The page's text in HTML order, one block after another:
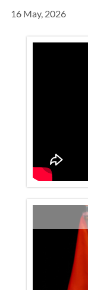
16 May, 2026